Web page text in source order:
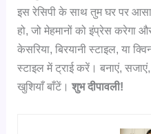
इस रेसिपी के साथ तुम घर पर
हो, जो मेहमानों को इंप्रेस करेगा
केसरिया, बिरयानी स्टाइल, या
स्टाइल में ट्राई करें। बनाएं,
खुशियाँ बाँटें।शुभ दीपावली!